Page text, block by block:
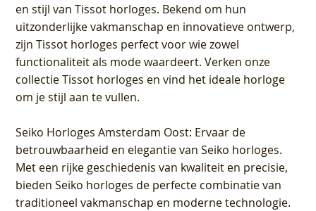
en stijl van Tissot horloges. Bekend om hun
uitzonderlijke vakmanschap en innovatieve ontwerp,
zijn Tissot horloges perfect voor wie zowel
functionaliteit als mode waardeert. Verken onze
collectie Tissot horloges en vind het ideale horloge
om je stijl aan te vullen.
Seiko Horloges Amsterdam Oost: Ervaar de
betrouwbaarheid en elegantie van Seiko horloges.
Met een rijke geschiedenis van kwaliteit en precisie,
bieden Seiko horloges de perfecte combinatie van
traditioneel vakmanschap en moderne technologie.